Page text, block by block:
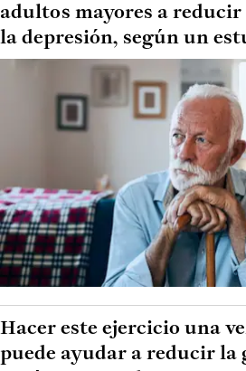
adultos mayores a
la depresión, según un
Hacer este ejercicio una
puede ayudar a reducir la